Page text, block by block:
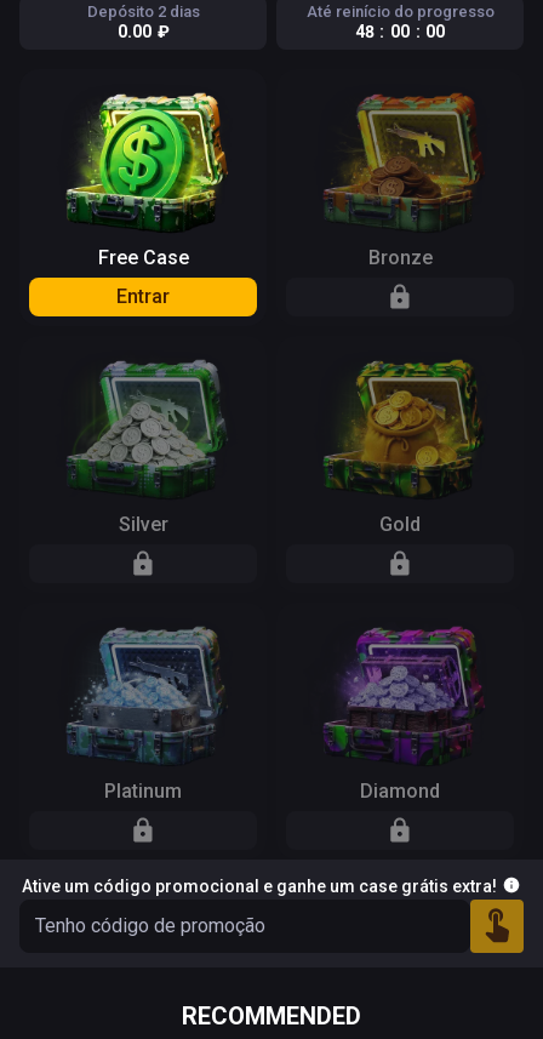
Depósito 2 dias
₽
Até reinício do progresso
48 : 00 : 00
Free Case
Entrar
Bronze
Silver Gold
Platinum Diamond
Ative um código promocional e ganhe um case grátis extra!
RECOMMENDED